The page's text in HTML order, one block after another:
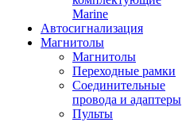
Marine
Автосигнализация
Магнитолы
Магнитолы
Переходные рамки
Соединительные
провода и адаптеры
Пульты